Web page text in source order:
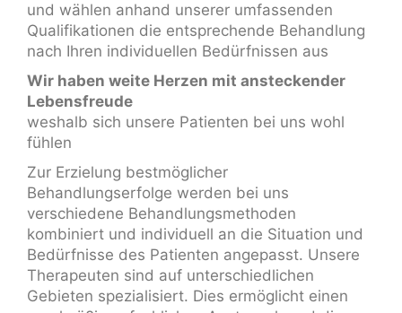
und wählen anhand unserer umfassenden
Qualifikationen die entsprechende Behandlung
nach Ihren individuellen Bedürfnissen aus
Wir haben weite Herzen mit ansteckender
Lebensfreude
weshalb sich unsere Patienten bei uns wohl
fühlen
Zur Erzielung bestmöglicher
Behandlungserfolge werden bei uns
verschiedene Behandlungsmethoden
kombiniert und individuell an die Situation und
Bedürfnisse des Patienten angepasst. Unsere
Therapeuten sind auf unterschiedlichen
Gebieten spezialisiert. Dies ermöglicht einen